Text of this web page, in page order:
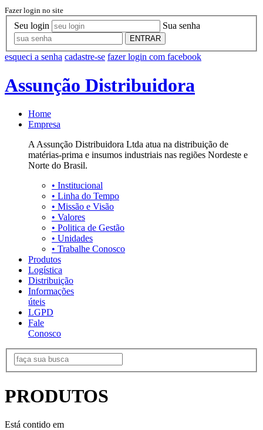
Fazer login no site
Seu login Sua senha
ENTRAR
esqueci a senha cadastre-se fazer login com facebook
Assunção Distribuidora
Home
Empresa
A Assunção Distribuidora Ltda atua na distribuição de
matérias-prima e insumos industriais nas regiões Nordeste e
Norte do Brasil.
• Institucional
• Linha do Tempo
• Missão e Visão
• Valores
• Politica de Gestão
• Unidades
• Trabalhe Conosco
Produtos
Logística
Distribuição
Informações
úteis
LGPD
Fale
Conosco
PRODUTOS
Está contido em